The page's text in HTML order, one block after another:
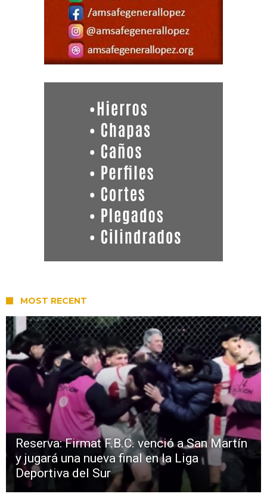
MOST RECENT
Reserva: Firmat F.B.C. venció a San Martín
y jugará una nueva final en la Liga
Deportiva del Sur